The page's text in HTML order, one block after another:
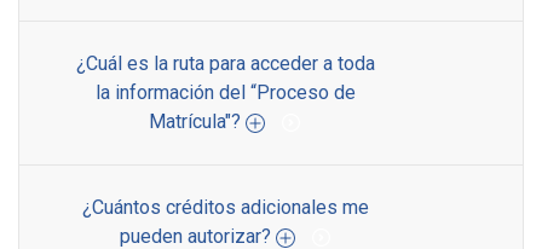
¿Cuál es la ruta para acceder a toda
la información del “Proceso de
Matrícula"?
¿Cuántos créditos adicionales me
pueden autorizar?